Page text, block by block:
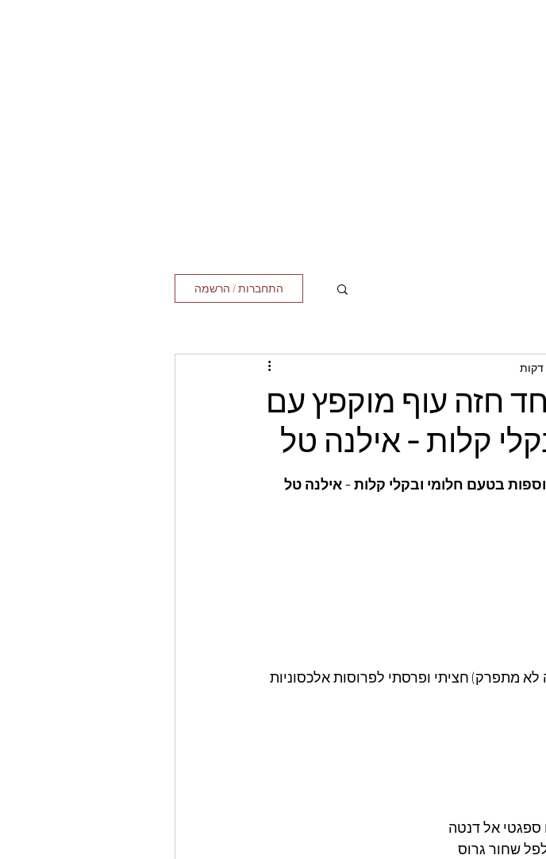
התחברות / הרשמה
חזה עוף מוקפץ עם
קלות - אילנה טל
בטעם חלומי ובקלי קלות - אילנה טל
מתפרק) חציתי ופרסתי לפרוסות אלכסוניות
אל דנטה
שחור גרוס